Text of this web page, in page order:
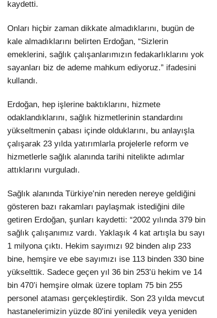
kaydetti.
Onları hiçbir zaman dikkate almadıklarını, bugün de
kale almadıklarını belirten Erdoğan, “Sizlerin
emeklerini, sağlık çalışanlarımızın fedakarlıklarını yok
sayanları biz de ademe mahkum ediyoruz.” ifadesini
kullandı.
Erdoğan, hep işlerine baktıklarını, hizmete
odaklandıklarını, sağlık hizmetlerinin standardını
yükseltmenin çabası içinde olduklarını, bu anlayışla
çalışarak 23 yılda yatırımlarla projelerle reform ve
hizmetlerle sağlık alanında tarihi nitelikte adımlar
attıklarını vurguladı.
Sağlık alanında Türkiye’nin nereden nereye geldiğini
gösteren bazı rakamları paylaşmak istediğini dile
getiren Erdoğan, şunları kaydetti: “2002 yılında 379 bin
sağlık çalışanımız vardı. Yaklaşık 4 kat artışla bu sayı
1 milyona çıktı. Hekim sayımızı 92 binden alıp 233
bine, hemşire ve ebe sayımızı ise 113 binden 330 bine
yükselttik. Sadece geçen yıl 36 bin 253’ü hekim ve 14
bin 470’i hemşire olmak üzere toplam 75 bin 255
personel ataması gerçekleştirdik. Son 23 yılda mevcut
hastanelerimizin yüzde 80’ini yeniledik veya yeniden